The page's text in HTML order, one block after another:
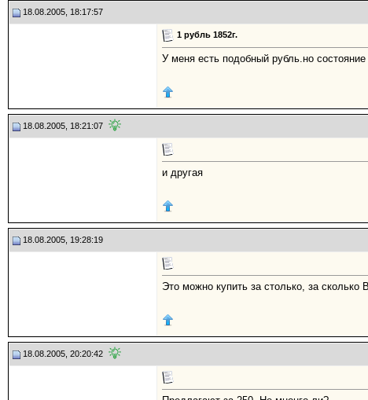
18.08.2005, 18:17:57
1 рубль 1852г.
У меня есть подобный рубль.но
18.08.2005, 18:21:07
и другая
18.08.2005, 19:28:19
Это можно купить за столько, за
18.08.2005, 20:20:42